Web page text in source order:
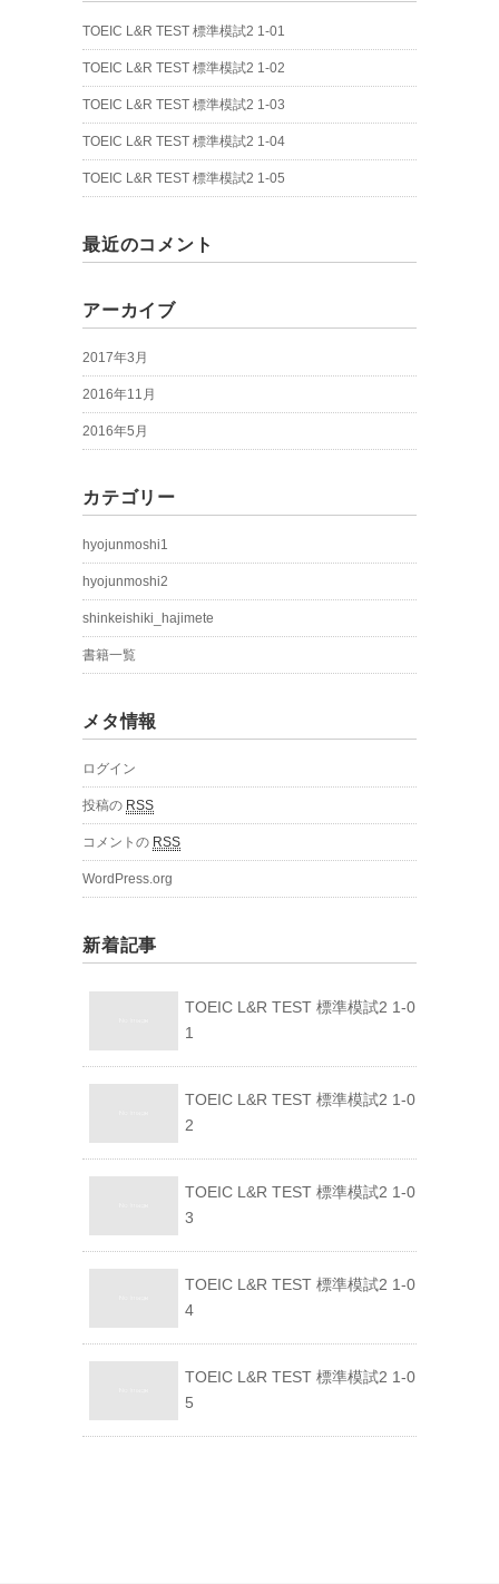
TOEIC L&R TEST 標準模試2 1-01
TOEIC L&R TEST 標準模試2 1-02
TOEIC L&R TEST 標準模試2 1-03
TOEIC L&R TEST 標準模試2 1-04
TOEIC L&R TEST 標準模試2 1-05
最近のコメント
アーカイブ
2017年3月
2016年11月
2016年5月
カテゴリー
hyojunmoshi1
hyojunmoshi2
shinkeishiki_hajimete
書籍一覧
メタ情報
ログイン
投稿の RSS
コメントの RSS
WordPress.org
新着記事
TOEIC L&R TEST 標準模試2 1-0
1
TOEIC L&R TEST 標準模試2 1-0
2
TOEIC L&R TEST 標準模試2 1-0
3
TOEIC L&R TEST 標準模試2 1-0
4
TOEIC L&R TEST 標準模試2 1-0
5